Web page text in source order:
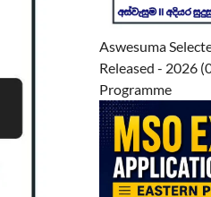
Aswesuma
Released - 2026
Programme